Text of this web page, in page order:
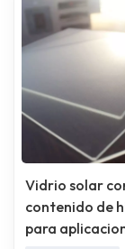
Vidrio solar
contenido de
para